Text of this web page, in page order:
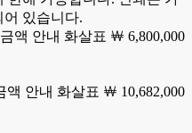
있습니다.
￦ 6,800,000
￦ 10,682,000